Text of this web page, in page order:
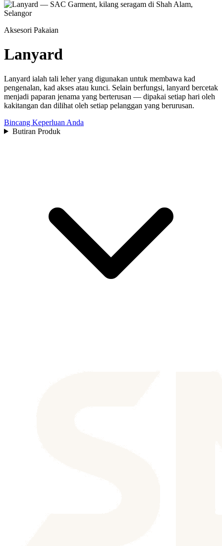
Aksesori Pakaian
Lanyard
Lanyard ialah tali leher yang digunakan untuk membawa kad
pengenalan, kad akses atau kunci. Selain berfungsi, lanyard bercetak
menjadi paparan jenama yang berterusan — dipakai setiap hari oleh
kakitangan dan dilihat oleh setiap pelanggan yang berurusan.
Bincang Keperluan Anda
Butiran Produk